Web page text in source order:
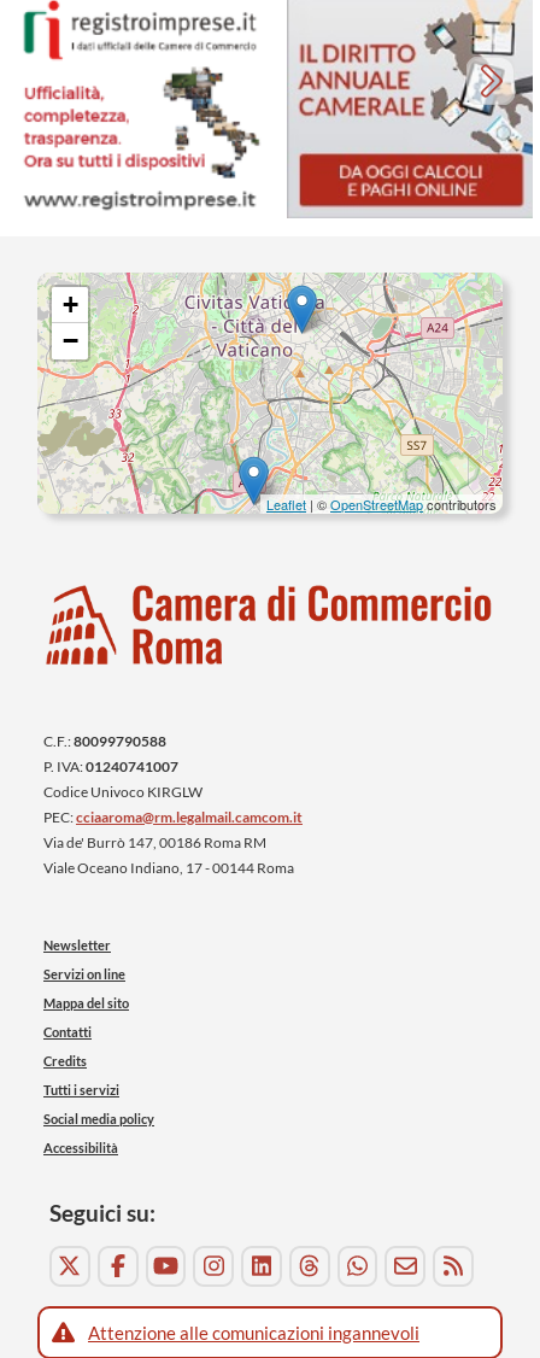
+
−
Leaflet | ©OpenStreetMapcontributors
C.F.:80099790588
P. IVA:01240741007
Codice Univoco KIRGLW
PEC:cciaaroma@rm.legalmail.camcom.it
Via de' Burrò 147, 00186 Roma RM
Viale Oceano Indiano, 17 - 00144 Roma
Newsletter
Servizi on line
Mappa del sito
Contatti
Credits
Tutti i servizi
Social media policy
Accessibilità
Seguici su:
Attenzione alle comunicazioni ingannevoli